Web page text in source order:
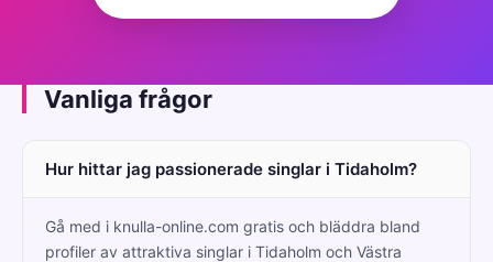
Vanliga frågor
Hur hittar jag passionerade singlar i Tidaholm?
Gå med i knulla-online.com gratis och bläddra bland
profiler av attraktiva singlar i Tidaholm och Västra